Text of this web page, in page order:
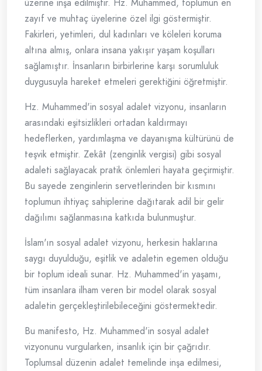
üzerine inşa edilmiştir. Hz. Muhammed, toplumun en
zayıf ve muhtaç üyelerine özel ilgi göstermiştir.
Fakirleri, yetimleri, dul kadınları ve köleleri koruma
altına almış, onlara insana yakışır yaşam koşulları
sağlamıştır. İnsanların birbirlerine karşı sorumluluk
duygusuyla hareket etmeleri gerektiğini öğretmiştir.
Hz. Muhammed'in sosyal adalet vizyonu, insanların
arasındaki eşitsizlikleri ortadan kaldırmayı
hedeflerken, yardımlaşma ve dayanışma kültürünü de
teşvik etmiştir. Zekât (zenginlik vergisi) gibi sosyal
adaleti sağlayacak pratik önlemleri hayata geçirmiştir.
Bu sayede zenginlerin servetlerinden bir kısmını
toplumun ihtiyaç sahiplerine dağıtarak adil bir gelir
dağılımı sağlanmasına katkıda bulunmuştur.
İslam'ın sosyal adalet vizyonu, herkesin haklarına
saygı duyulduğu, eşitlik ve adaletin egemen olduğu
bir toplum ideali sunar. Hz. Muhammed'in yaşamı,
tüm insanlara ilham veren bir model olarak sosyal
adaletin gerçekleştirilebileceğini göstermektedir.
Bu manifesto, Hz. Muhammed'in sosyal adalet
vizyonunu vurgularken, insanlık için bir çağrıdır.
Toplumsal düzenin adalet temelinde inşa edilmesi,